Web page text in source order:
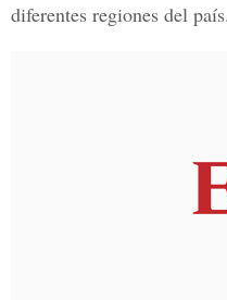
diferentes regiones del país.